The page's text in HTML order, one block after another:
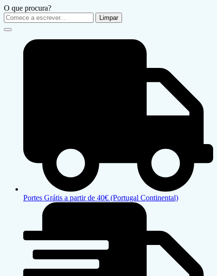
O que procura?
Limpar
Portes Grátis a partir de 40€ (Portugal Continental)